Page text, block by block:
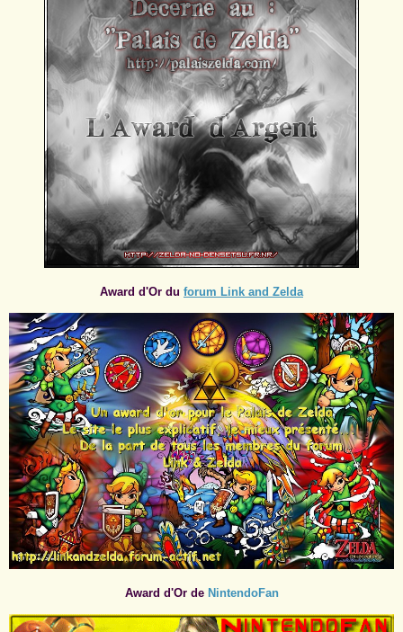
Award d'Or du forum Link and Zelda
Award d'Or de NintendoFan